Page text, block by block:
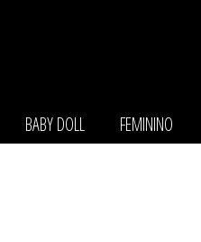
BABY DOLL FEMININO